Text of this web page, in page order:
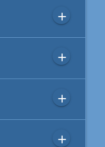
add
add
add
add